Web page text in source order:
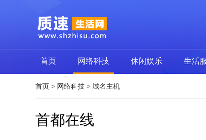
首页 网络科技 休闲娱乐 生活
首页 > 网络科技 > 域名主机
首都在线